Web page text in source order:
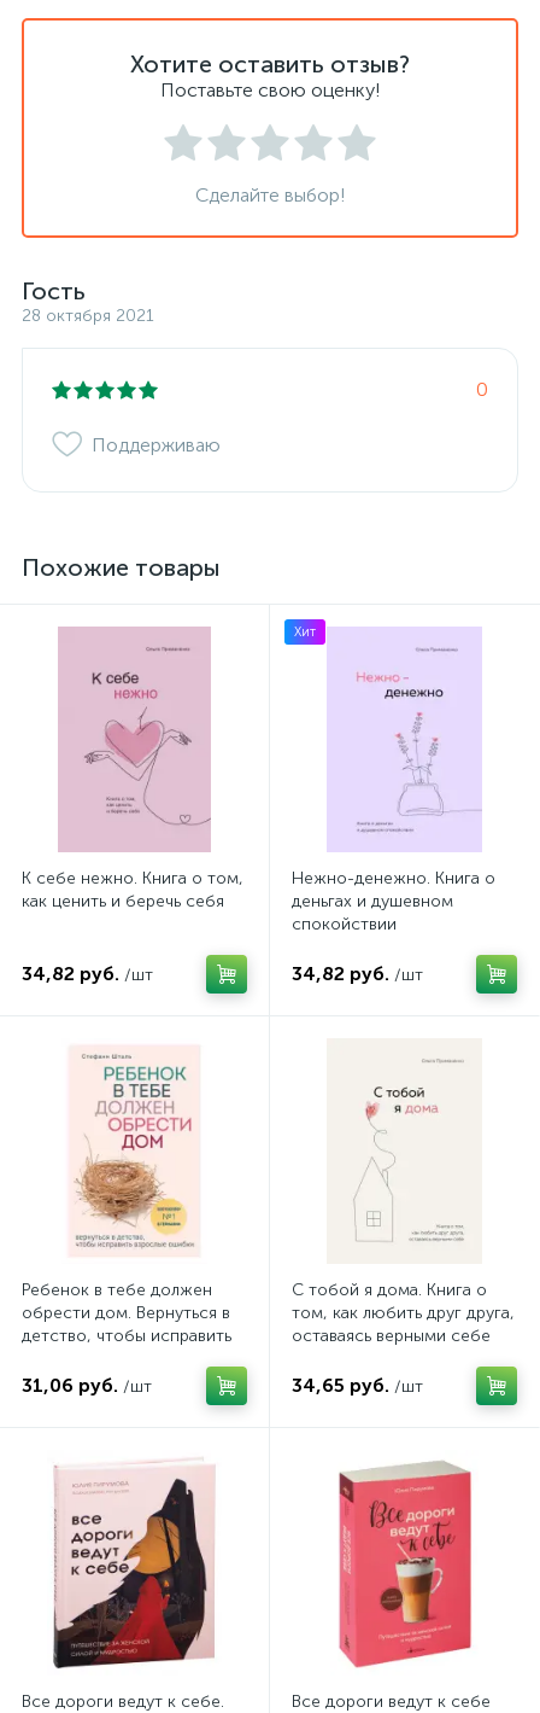
Хотите оставить отзыв?
Поставьте свою оценку!
Сделайте выбор!
Гость
28 октября 2021
0
Поддерживаю
Похожие товары
К себе нежно. Книга о том,
как ценить и беречь себя
34,82 руб. /шт
Хит
Нежно-денежно. Книга о
деньгах и душевном
спокойствии
34,82 руб. /шт
Ребенок в тебе должен
обрести дом. Вернуться в
детство, чтобы исправить
31,06 руб. /шт
С тобой я дома. Книга о
том, как любить друг друга,
оставаясь верными себе
34,65 руб. /шт
Все дороги ведут к себе.
Все дороги ведут к себе